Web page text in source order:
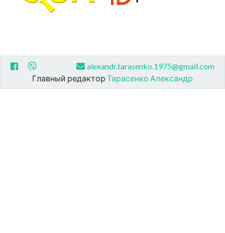
alexandr.tarasenko.1975@gmail.com
Главный редактор Тарасенко Александр